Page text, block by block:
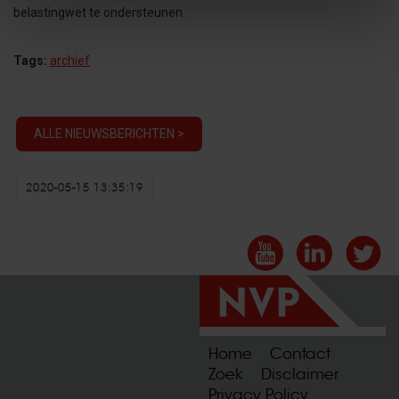
belastingwet te ondersteunen.
Tags: archief
ALLE NIEUWSBERICHTEN >
2020-05-15 13:35:19
Home
Contact
Zoek
Disclaimer
Privacy Policy